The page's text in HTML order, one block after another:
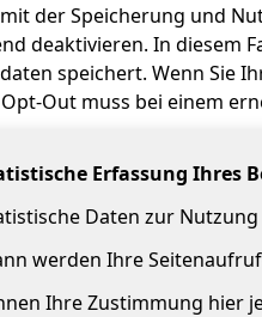
der Speicherung und
deaktivieren. In diesem
speichert. Wenn Sie
Out muss bei einem
Erfassung Ihres
Daten zur
werden Ihre
Ihre Zustimmung hier